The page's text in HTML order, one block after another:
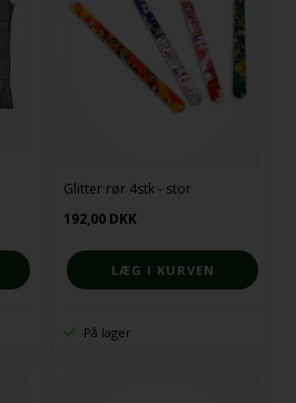
Glitter rør 4stk - stor
192,00 DKK
På lager